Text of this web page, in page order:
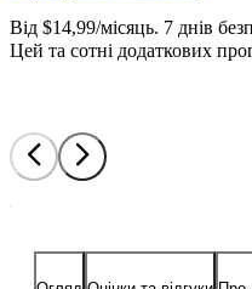
Від $14,99/місяць. 7 днів
Цей та сотні додаткових